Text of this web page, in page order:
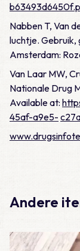
Nabben T, Van
luchtje. Gebruik,
Amsterdam:
Van Laar MW,
Nationale Drug
Available at:
45af-a9e5-
Andere
Lees meer over